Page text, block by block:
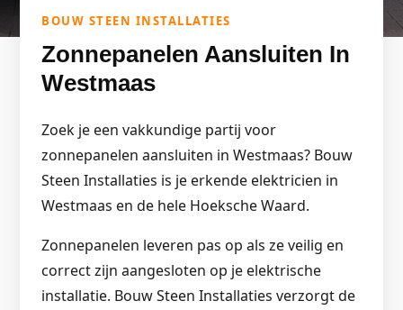
BOUW STEEN INSTALLATIES
Zonnepanelen Aansluiten In
Westmaas
Zoek je een vakkundige partij voor
zonnepanelen aansluiten in Westmaas? Bouw
Steen Installaties is je erkende elektricien in
Westmaas en de hele Hoeksche Waard.
Zonnepanelen leveren pas op als ze veilig en
correct zijn aangesloten op je elektrische
installatie. Bouw Steen Installaties verzorgt de